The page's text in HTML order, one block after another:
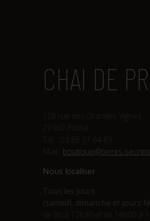
CHAI DE
158 rue des Grandes Vignes
boutique@terres-
Nous localiser
Tous les jours
(samedi, dimanche et jours